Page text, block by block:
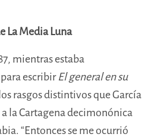
La Media Luna
mientras estaba
escribirEl general en su
rasgos distintivos que García
la Cartagena decimonónica
“Entonces se me ocurrió